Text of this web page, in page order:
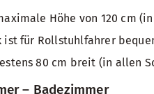
Höhe von 120 cm
ist für Rollstuhlfahrer
80 cm breit (in allen
– Badezimmer